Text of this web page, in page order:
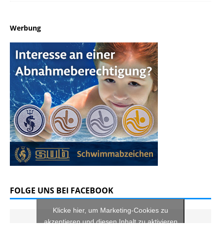
Werbung
FOLGE UNS BEI FACEBOOK
Klicke hier, um Marketing-Cookies zu
akzeptieren und diesen Inhalt zu aktivieren